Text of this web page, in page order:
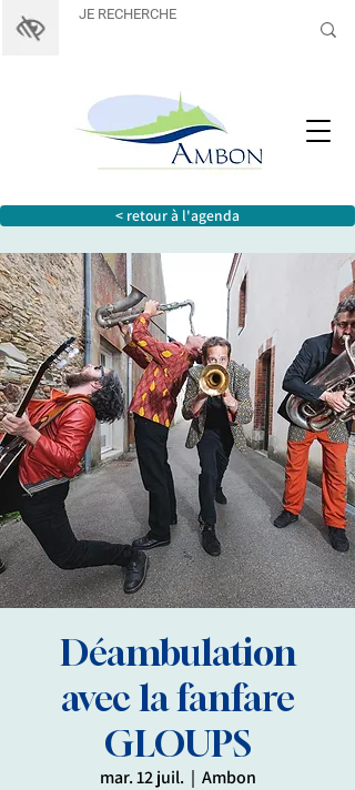
< retour à l'agenda
Déambulation
avec la fanfare
GLOUPS
mar. 12 juil.
  |
Ambon